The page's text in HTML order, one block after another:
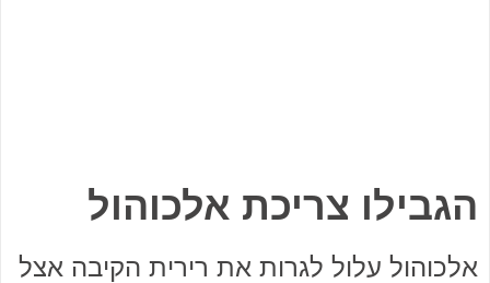
הגבילו צריכת אלכוהול
אלכוהול עלול לגרות את רירית הקיבה אצל